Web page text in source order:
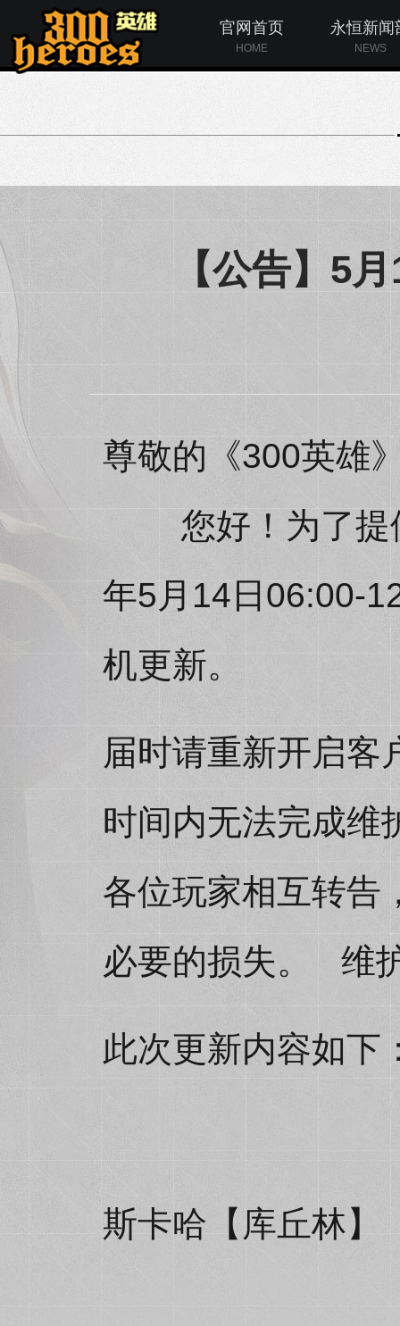
官网首页
HOME
永恒新闻
NEWS
【公告】5
尊敬的《300英雄
您好！为了提供
年5月14日06:00-
机更新。
届时请重新开启客
时间内无法完成维
各位玩家相互转告
必要的损失。 维
此次更新内容如下
斯卡哈【库丘林】